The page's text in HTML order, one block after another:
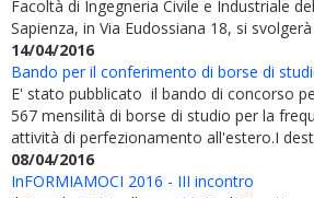
Facoltà di Ingegneria Civile e Industriale
Sapienza, in Via Eudossiana 18, si svolgerà
14/04/2016
Bando per il conferimento di borse di
E' stato pubblicato il bando di concorso
567 mensilità di borse di studio per la
attività di perfezionamento all'estero.I
08/04/2016
InFORMIAMOCI 2016 - III incontro